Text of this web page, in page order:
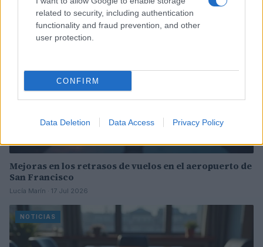
related to security, including authentication
functionality and fraud prevention, and other
user protection.
CONFIRM
Data Deletion Data Access Privacy Policy
NOTICIAS
Mejoras en los retrasos de vuelos en el aeropuerto de
San Francisco
Lucía Marín · 17 Jul 2026
NOTICIAS